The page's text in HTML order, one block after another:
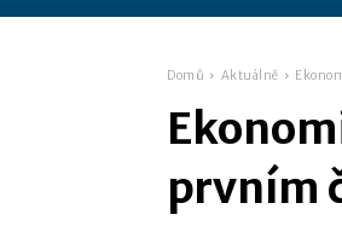
Domů Aktuálně
prvním